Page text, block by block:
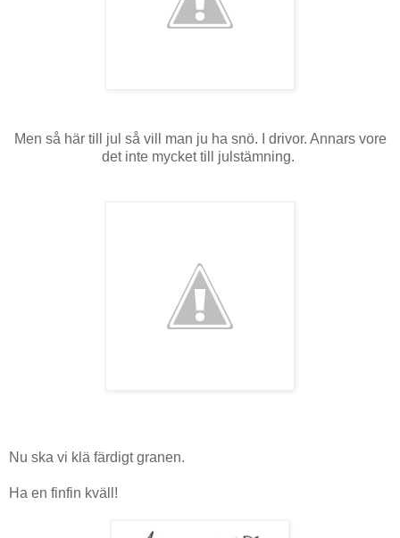
Men så här till jul så vill man ju ha snö. I drivor. Annars vore
det inte mycket till julstämning.
Nu ska vi klä färdigt granen.
Ha en finfin kväll!